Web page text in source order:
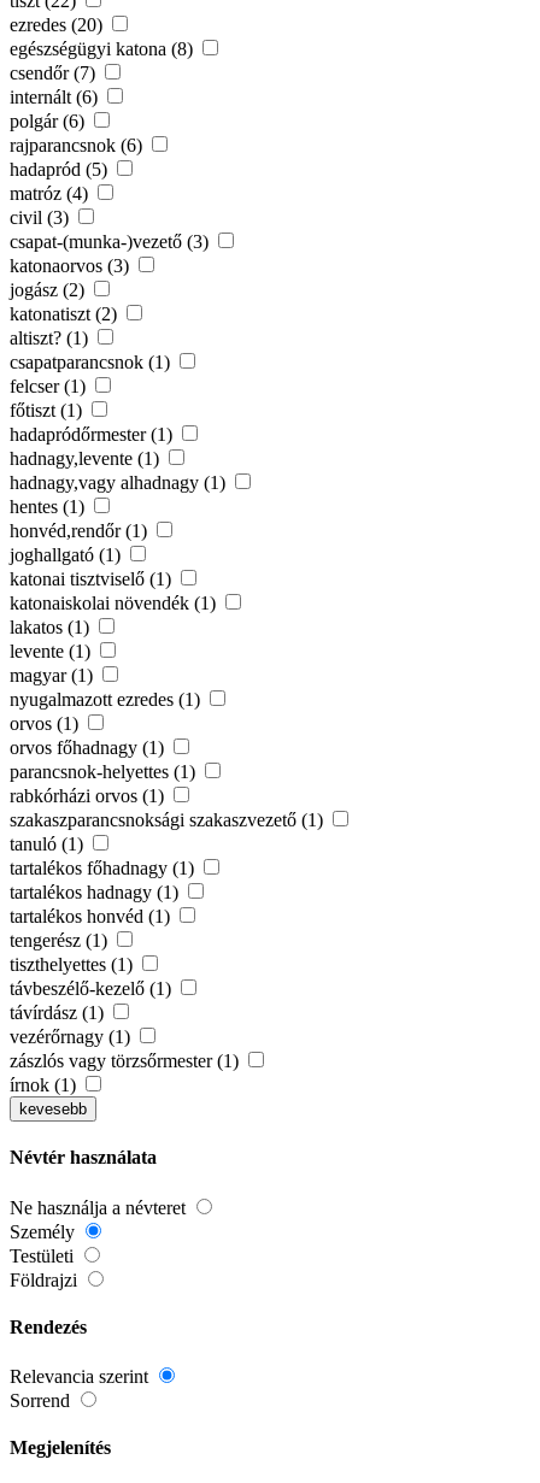
ezredes (20)
egészségügyi katona (8)
csendőr (7)
internált (6)
polgár (6)
rajparancsnok (6)
hadapród (5)
matróz (4)
civil (3)
csapat-(munka-)vezető (3)
katonaorvos (3)
jogász (2)
katonatiszt (2)
altiszt? (1)
csapatparancsnok (1)
felcser (1)
főtiszt (1)
hadapródőrmester (1)
hadnagy,levente (1)
hadnagy,vagy alhadnagy (1)
hentes (1)
honvéd,rendőr (1)
joghallgató (1)
katonai tisztviselő (1)
katonaiskolai növendék (1)
lakatos (1)
levente (1)
magyar (1)
nyugalmazott ezredes (1)
orvos (1)
orvos főhadnagy (1)
parancsnok-helyettes (1)
rabkórházi orvos (1)
szakaszparancsnoksági szakaszvezető (1)
tanuló (1)
tartalékos főhadnagy (1)
tartalékos hadnagy (1)
tartalékos honvéd (1)
tengerész (1)
tiszthelyettes (1)
távbeszélő-kezelő (1)
távírdász (1)
vezérőrnagy (1)
zászlós vagy törzsőrmester (1)
írnok (1)
kevesebb
Névtér használata
Ne használja a névteret
Személy
Testületi
Földrajzi
Rendezés
Relevancia szerint
Sorrend
Megjelenítés